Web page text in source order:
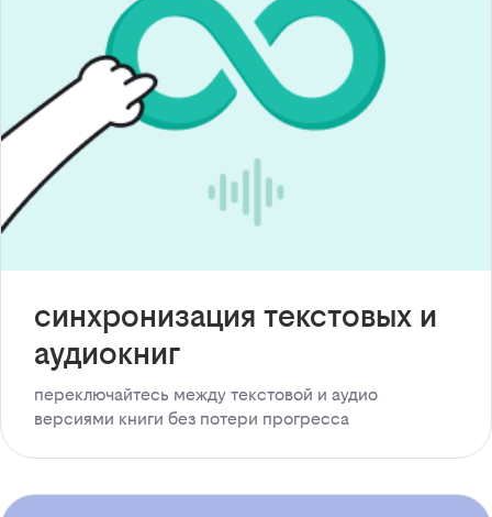
синхронизация текстовых и
аудиокниг
переключайтесь между текстовой и аудио
версиями книги без потери прогресса